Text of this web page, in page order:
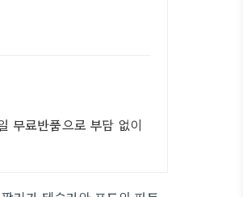
무료반품으로 부담 없이